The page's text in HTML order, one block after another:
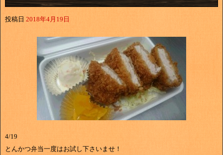
投稿日 2018年4月19日
4/19
とんかつ弁当一度はお試し下さいませ！